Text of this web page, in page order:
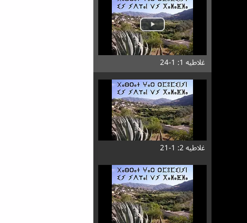
غلاطیه 1: 1-24
غلاطیه 2: 1-21